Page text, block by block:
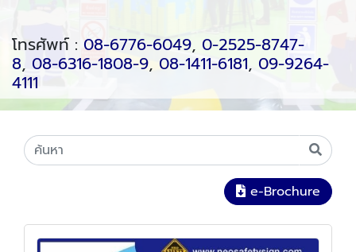
โทรศัพท์ : 08-6776-6049, 0-2525-8747-
8, 08-6316-1808-9, 08-1411-6181, 09-9264-
4111
e-Brochure